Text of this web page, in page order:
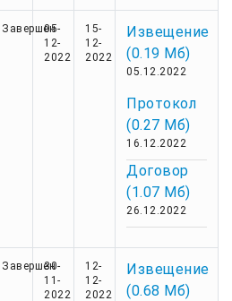
Завершен
05-
12-
2022
15-
12-
2022
Извещение
(0.19 Мб)
05.12.2022
Протокол
(0.27 Мб)
16.12.2022
Договор
(1.07 Мб)
26.12.2022
Завершен
30-
11-
2022
12-
12-
2022
Извещение
(0.68 Мб)